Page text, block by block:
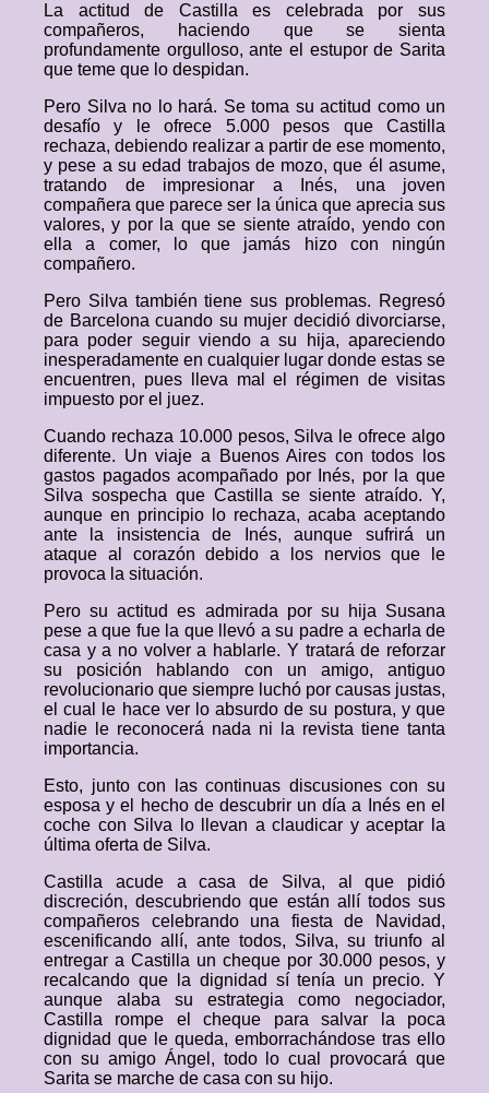
La actitud de Castilla es celebrada por sus
compañeros, haciendo que se sienta
profundamente orgulloso, ante el estupor de Sarita
que teme que lo despidan.
Pero Silva no lo hará. Se toma su actitud como un
desafío y le ofrece 5.000 pesos que Castilla
rechaza, debiendo realizar a partir de ese momento,
y pese a su edad trabajos de mozo, que él asume,
tratando de impresionar a Inés, una joven
compañera que parece ser la única que aprecia sus
valores, y por la que se siente atraído, yendo con
ella a comer, lo que jamás hizo con ningún
compañero.
Pero Silva también tiene sus problemas. Regresó
de Barcelona cuando su mujer decidió divorciarse,
para poder seguir viendo a su hija, apareciendo
inesperadamente en cualquier lugar donde estas se
encuentren, pues lleva mal el régimen de visitas
impuesto por el juez.
Cuando rechaza 10.000 pesos, Silva le ofrece algo
diferente. Un viaje a Buenos Aires con todos los
gastos pagados acompañado por Inés, por la que
Silva sospecha que Castilla se siente atraído. Y,
aunque en principio lo rechaza, acaba aceptando
ante la insistencia de Inés, aunque sufrirá un
ataque al corazón debido a los nervios que le
provoca la situación.
Pero su actitud es admirada por su hija Susana
pese a que fue la que llevó a su padre a echarla de
casa y a no volver a hablarle. Y tratará de reforzar
su posición hablando con un amigo, antiguo
revolucionario que siempre luchó por causas justas,
el cual le hace ver lo absurdo de su postura, y que
nadie le reconocerá nada ni la revista tiene tanta
importancia.
Esto, junto con las continuas discusiones con su
esposa y el hecho de descubrir un día a Inés en el
coche con Silva lo llevan a claudicar y aceptar la
última oferta de Silva.
Castilla acude a casa de Silva, al que pidió
discreción, descubriendo que están allí todos sus
compañeros celebrando una fiesta de Navidad,
escenificando allí, ante todos, Silva, su triunfo al
entregar a Castilla un cheque por 30.000 pesos, y
recalcando que la dignidad sí tenía un precio. Y
aunque alaba su estrategia como negociador,
Castilla rompe el cheque para salvar la poca
dignidad que le queda, emborrachándose tras ello
con su amigo Ángel, todo lo cual provocará que
Sarita se marche de casa con su hijo.